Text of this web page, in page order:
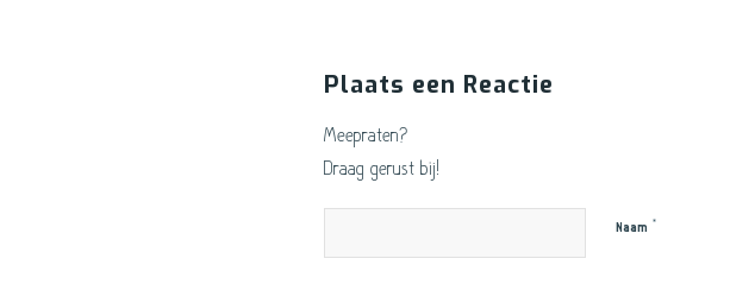
Plaats een Reactie
Meepraten?
Draag gerust bij!
Naam *